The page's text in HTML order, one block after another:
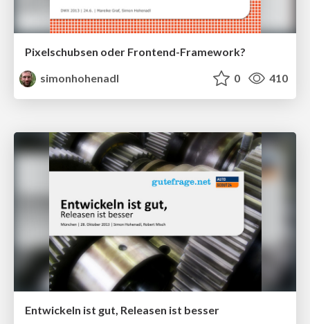
Pixelschubsen oder Frontend-Framework?
simonhohenadl
0 410
Entwickeln ist gut, Releasen ist besser